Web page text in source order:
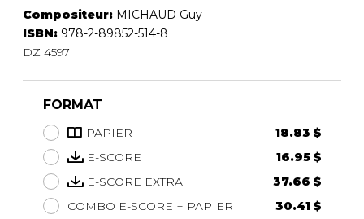
Compositeur: MICHAUD Guy
ISBN: 978-2-89852-514-8
DZ 4597
FORMAT
PAPIER
18.83 $
E-SCORE
16.95 $
E-SCORE EXTRA
37.66 $
COMBO E-SCORE + PAPIER
30.41 $